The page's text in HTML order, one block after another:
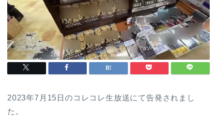
2023年7月15日のコレコレ生放送にて告発されまし
た。